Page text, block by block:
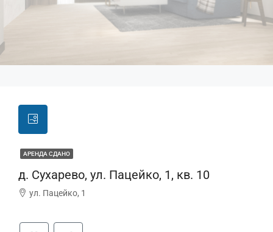
АРЕНДА СДАНО
д. Сухарево, ул. Пацейко, 1, кв. 10
ул. Пацейко, 1